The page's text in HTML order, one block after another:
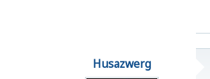
Husazwerg